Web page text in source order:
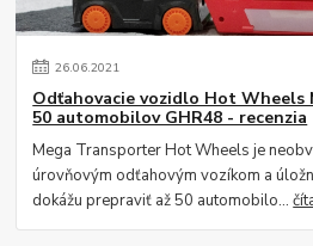
26.06.2021
Odťahovacie vozidlo Hot
50 automobilov GHR48 - recenzia
Mega Transporter Hot Wheels je
úrovňovým odťahovým vozíkom a
dokážu prepraviť až 50 automobilo...